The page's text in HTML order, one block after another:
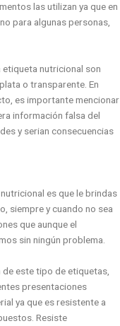
las utilizan ya que en
para algunas personas,
etiqueta nutricional son
o transparente. En
es importante mencionar
información falsa del
y serian consecuencias
es que le brindas
siempre y cuando no sea
que aunque el
sin ningún problema.
este tipo de etiquetas,
presentaciones
ya que es resistente a
Resiste